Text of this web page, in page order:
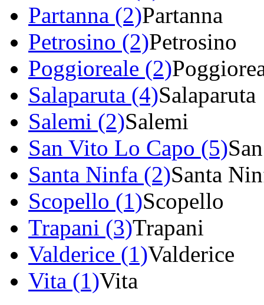
Partanna (2)Partanna
Petrosino (2)Petrosino
Poggioreale (2)
Salaparuta (4)Salaparuta
Salemi (2)Salemi
San Vito Lo Capo (5)
Santa Ninfa (2)Santa
Scopello (1)Scopello
Trapani (3)Trapani
Valderice (1)Valderice
Vita (1)Vita